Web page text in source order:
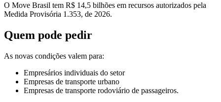
O Move Brasil tem R$ 14,5 bilhões em recursos autorizados pela
Medida Provisória 1.353, de 2026.
Quem pode pedir
As novas condições valem para:
Empresários individuais do setor
Empresas de transporte urbano
Empresas de transporte rodoviário de passageiros.